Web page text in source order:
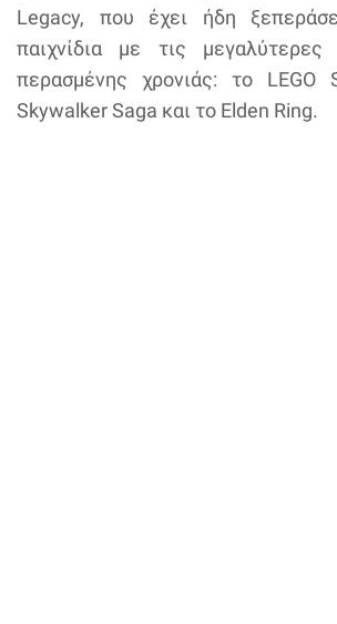
Legacy, που έχει ήδη
παιχνίδια με τις
περασμένης χρονιάς: το LEGO
Skywalker Saga και το Elden Ring.